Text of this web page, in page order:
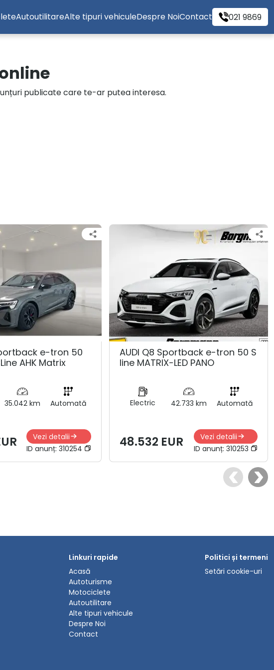
AutoutilitareAlte tipuri vehiculeDespre NoiContact 021 9869
publicate care te-ar putea interesa.
e-tron 50
AHK Matrix
35.042 km Automată
Vezi detalii
ID anunț:310254
AUDI Q8 Sportback e-tron 50 S
line MATRIX-LED PANO
Electric 42.733 km Automată
48.532 EUR
Vezi detalii
ID anunț: 310253
Linkuri rapide
Acasă
Autoturisme
Motociclete
Autoutilitare
Alte tipuri vehicule
Despre Noi
Contact
Politici și termeni
Setări cookie-uri